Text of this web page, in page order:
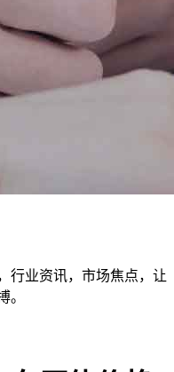
行业资讯，市场焦点，让
。